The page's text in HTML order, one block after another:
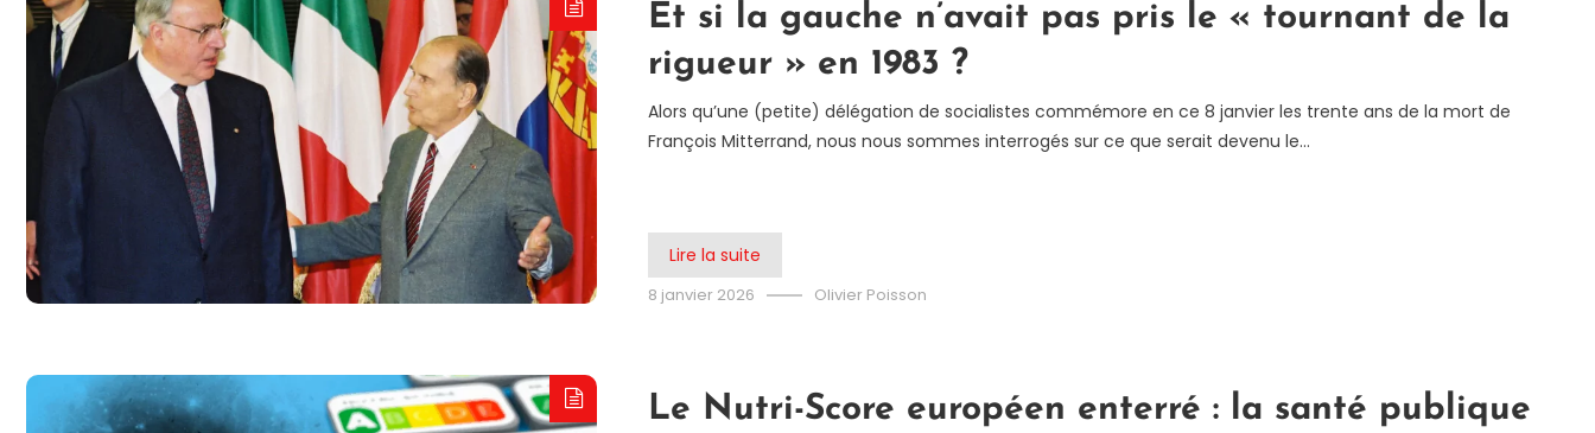
Et si la gauche n’avait pas pris le « tournant de la
rigueur » en 1983 ?
Alors qu’une (petite) délégation de socialistes commémore en ce 8 janvier les trente ans de la mort de
François Mitterrand, nous nous sommes interrogés sur ce que serait devenu le…
Lire la suite
8 janvier 2026 Olivier Poisson
Le Nutri-Score européen enterré : la santé publique